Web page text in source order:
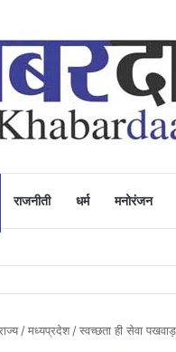
राजनीती धर्म मनोरंजन
नैनो यूरिया बने किसानों के भरोसेमंद
/मध्यप्रदेश /स्वच्छता ही सेवा